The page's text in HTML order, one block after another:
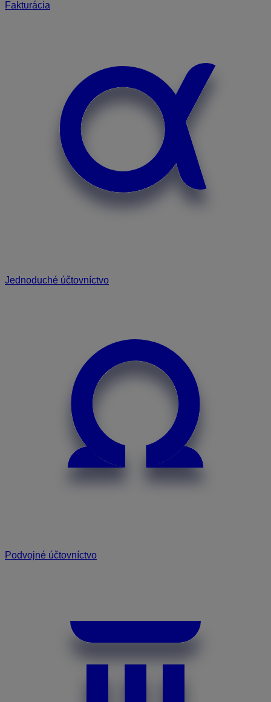
Fakturácia
Jednoduché účtovníctvo
Podvojné účtovníctvo